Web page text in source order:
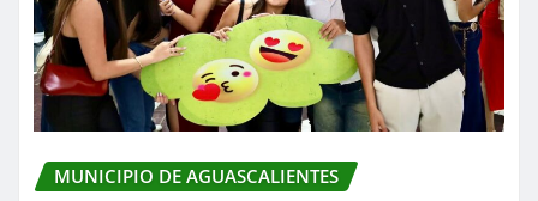
MUNICIPIO DE AGUASCALIENTES